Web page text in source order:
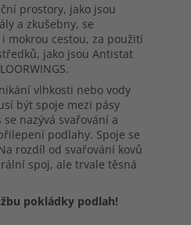
prostory, jako jsou
a zkušebny, se
mokrou cestou, za použití
jako jsou Antistat
vlhkosti nebo vody
být spoje mezi pásy
nazývá svařování a
podlahy. Spoje se
rozdíl od svařování kovů
spoj, ale trvale těsná
pokládky podlah!